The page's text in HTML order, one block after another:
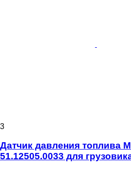
3
Датчик давления топлива
51.12505.0033 для